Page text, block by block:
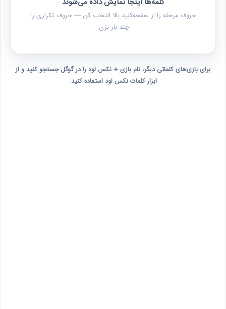
حروف مرحله را از صفحه‌کلید بالا انتخاب کن — حروف تکراری را
چند بار بزن.
برای بازی‌های کلماتی دیگر، نام بازی + نکس لود را در گوگل جستجو کنید و از
ابزار کلمات نکس لود استفاده کنید.